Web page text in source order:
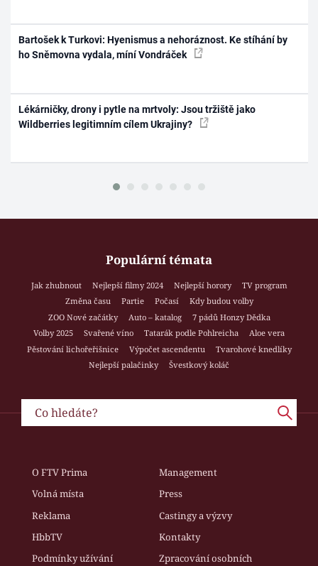
Bartošek k Turkovi: Hyenismus a nehoráznost. Ke stíhání by
ho Sněmovna vydala, míní Vondráček
Lékárničky, drony i pytle na mrtvoly: Jsou tržiště jako
Wildberries legitimním cílem Ukrajiny?
Populární témata
Jak zhubnout Nejlepší filmy 2024 Nejlepší horory
TV program
Změna času
Partie Počasí
Kdy budou volby
ZOO Nové začátky
Auto – katalog
7 pádů Honzy Dědka
Volby 2025
Svařené víno Tatarák podle Pohlreicha
Aloe vera
Pěstování lichořeřišnice
Výpočet ascendentu
Tvarohové knedlíky
Nejlepší palačinky
Švestkový koláč
O FTV Prima
Management
Volná místa
Press
Reklama
Castingy a výzvy
HbbTV
Kontakty
Podmínky užívání
Zpracování osobních